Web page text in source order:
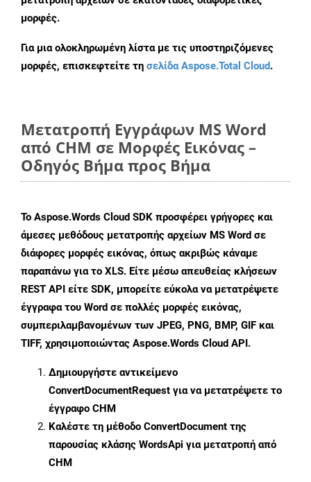
μορφές.
Για μια ολοκληρωμένη λίστα με τις υποστηριζόμενες
μορφές, επισκεφτείτε τη σελίδα Aspose.Total Cloud.
Μετατροπή Εγγράφων MS Word
από CHM σε Μορφές Εικόνας –
Οδηγός Βήμα προς Βήμα
Το Aspose.Words Cloud SDK προσφέρει γρήγορες και
άμεσες μεθόδους μετατροπής αρχείων MS Word σε
διάφορες μορφές εικόνας, όπως ακριβώς κάναμε
παραπάνω για το XLS. Είτε μέσω απευθείας κλήσεων
REST API είτε SDK, μπορείτε εύκολα να μετατρέψετε
έγγραφα του Word σε πολλές μορφές εικόνας,
συμπεριλαμβανομένων των JPEG, PNG, BMP, GIF και
TIFF, χρησιμοποιώντας Aspose.Words Cloud API.
Δημιουργήστε αντικείμενο
ConvertDocumentRequest για να μετατρέψετε το
έγγραφο CHM
Καλέστε τη μέθοδο ConvertDocument της
παρουσίας κλάσης WordsApi για μετατροπή από
CHM